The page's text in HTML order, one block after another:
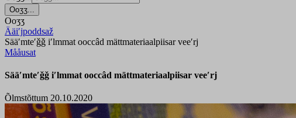
Ooʒʒ...
Ooʒʒ
Ääiʹjpoddsaž
Sääʹmteʹǧǧ iʹlmmat ooccâd mättmateriaalpiisar veeʹrj
Mååusat
Sääʹmteʹǧǧ iʹlmmat ooccâd mättmateriaalpiisar veeʹrj
Õlmstõttum 20.10.2020